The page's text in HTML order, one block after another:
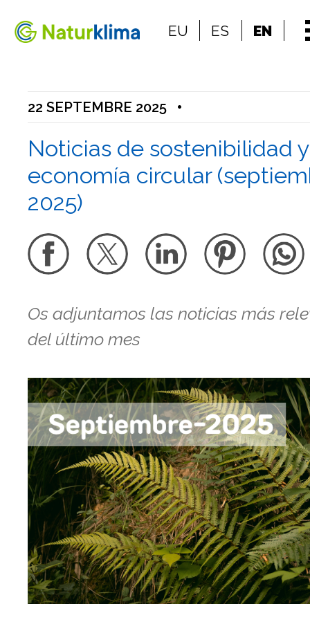
Go to the content
EU ES EN
22 SEPTEMBRE 2025 •
Noticias de sostenibilidad y
economía circular
2025)
Os adjuntamos las noticias más
del último mes